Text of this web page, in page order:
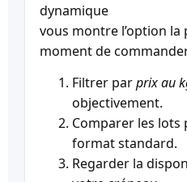
dynamique
vous montre l’option la
moment de
Filtrer parprix au
objectivement.
Comparer les lots
format standard.
Regarder la